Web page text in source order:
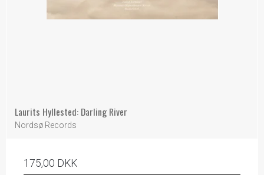
Laurits Hyllested: Darling River
Nordsø Records
175,00 DKK